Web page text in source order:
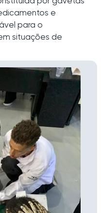
e
para o
situações de